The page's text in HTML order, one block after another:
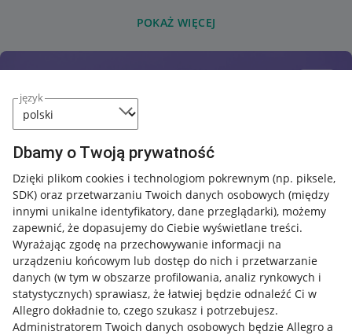
język
Dbamy o Twoją prywatność
Dzięki plikom cookies i technologiom pokrewnym (np. piksele,
SDK) oraz przetwarzaniu Twoich danych osobowych (między
innymi unikalne identyfikatory, dane przeglądarki), możemy
zapewnić, że dopasujemy do Ciebie wyświetlane treści.
Wyrażając zgodę na przechowywanie informacji na
urządzeniu końcowym lub dostęp do nich i przetwarzanie
danych (w tym w obszarze profilowania, analiz rynkowych i
statystycznych) sprawiasz, że łatwiej będzie odnaleźć Ci w
Allegro dokładnie to, czego szukasz i potrzebujesz.
Administratorem Twoich danych osobowych będzie Allegro a
POKAŻ WIĘCEJ